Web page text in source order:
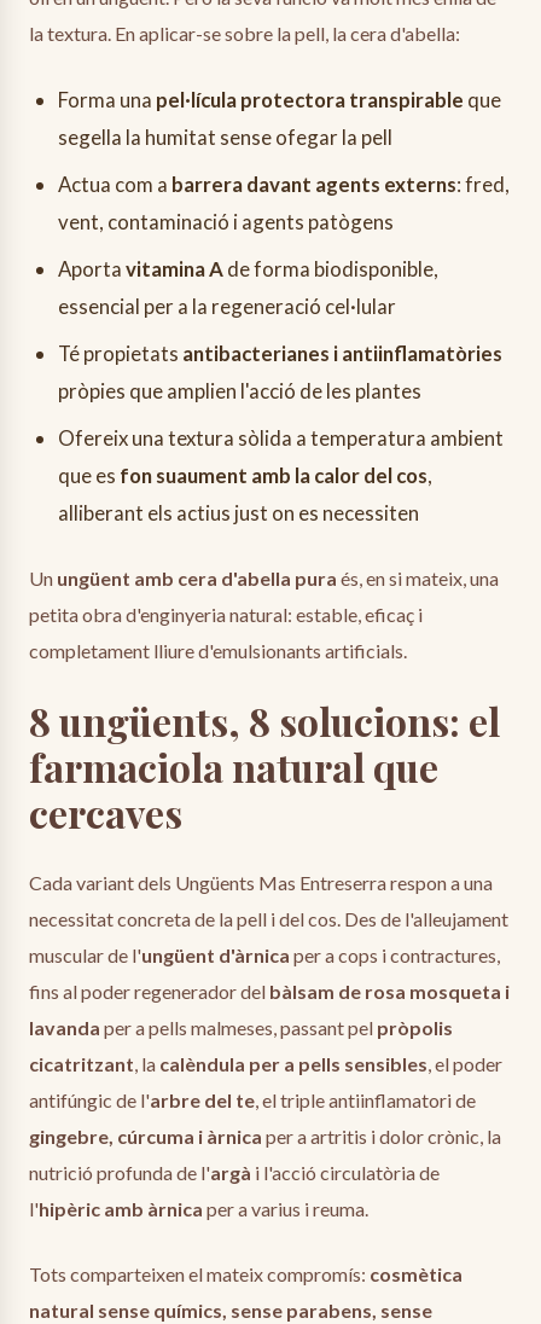
la textura. En aplicar-se sobre la pell, la cera d'abella:
Forma una pel·lícula protectora transpirable que
segella la humitat sense ofegar la pell
Actua com a barrera davant agents externs: fred,
vent, contaminació i agents patògens
Aportavitamina Ade forma biodisponible,
essencial per a la regeneració cel·lular
Té propietats antibacterianes i antiinflamatòries
pròpies que amplien l'acció de les plantes
Ofereix una textura sòlida a temperatura ambient
que es fon suaument amb la calor del cos,
alliberant els actius just on es necessiten
Un ungüent amb cera d'abella pura és, en si mateix, una
petita obra d'enginyeria natural: estable, eficaç i
completament lliure d'emulsionants artificials.
8 ungüents, 8 solucions: el
farmaciola natural que
cercaves
Cada variant dels Ungüents Mas Entreserra respon a una
necessitat concreta de la pell i del cos. Des de l'alleujament
muscular de l'ungüent d'àrnica per a cops i contractures,
fins al poder regenerador del bàlsam de rosa mosqueta i
lavanda per a pells malmeses, passant pel pròpolis
cicatritzant, la calèndula per a pells sensibles, el poder
antifúngic de l'arbre del te, el triple antiinflamatori de
gingebre, cúrcuma i àrnica per a artritis i dolor crònic, la
nutrició profunda de l'argà i l'acció circulatòria de
l'hipèric amb àrnica per a varius i reuma.
Tots comparteixen el mateix compromís: cosmètica
natural sense químics, sense parabens, sense